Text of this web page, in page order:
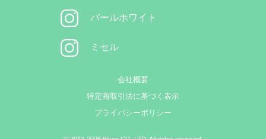
パールホワイト
ミセル
会社概要
特定商取引法に基づく表示
プライバシーポリシー